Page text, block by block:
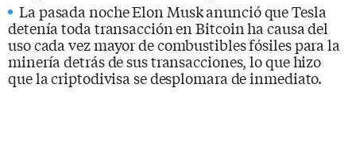
La pasada noche Elon Musk anunció que Tesla
detenía toda transacción en Bitcoin ha causa del
uso cada vez mayor de combustibles fósiles para la
minería detrás de sus transacciones, lo que hizo
que la criptodivisa se desplomara de inmediato.